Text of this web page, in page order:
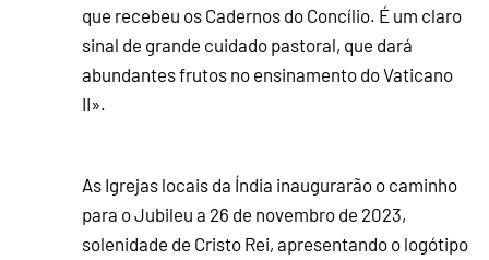
que recebeu os Cadernos do Concílio. É um claro
sinal de grande cuidado pastoral, que dará
abundantes frutos no ensinamento do Vaticano
II».
As Igrejas locais da Índia inaugurarão o caminho
para o Jubileu a 26 de novembro de 2023,
solenidade de Cristo Rei, apresentando o logótipo